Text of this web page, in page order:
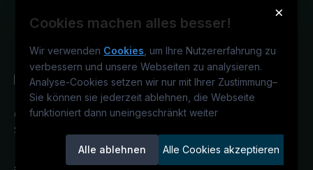
×
Cookies machen alles besser!
Wir verwenden Cookies , um Ihre Nutzererfahrung zu
verbessern und unsere Webseiten zu analysieren.
Analyse-Cookies setzen wir nur mit Ihrer Zustimmung–
Sie können sie jederzeit ablehnen, die Webseite
funktioniert dann uneingeschränkt weiter
Alle ablehnen Alle Cookies akzeptieren
Österreichs IT-Karriereportal.Ein
Service der candidatis GmbH.